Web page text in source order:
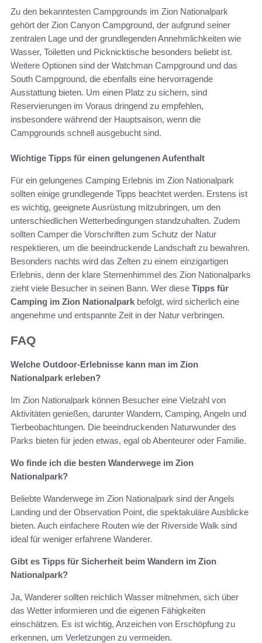
Zu den bekanntesten Campgrounds im Zion Nationalpark
gehört der Zion Canyon Campground, der aufgrund seiner
zentralen Lage und der grundlegenden Annehmlichkeiten wie
Wasser, Toiletten und Picknicktische besonders beliebt ist.
Weitere Optionen sind der Watchman Campground und das
South Campground, die ebenfalls eine hervorragende
Ausstattung bieten. Um einen Platz zu sichern, sind
Reservierungen im Voraus dringend zu empfehlen,
insbesondere während der Hauptsaison, wenn die
Campgrounds schnell ausgebucht sind.
Wichtige Tipps für einen gelungenen Aufenthalt
Für ein gelungenes Camping Erlebnis im Zion Nationalpark
sollten einige grundlegende Tipps beachtet werden. Erstens ist
es wichtig, geeignete Ausrüstung mitzubringen, um den
unterschiedlichen Wetterbedingungen standzuhalten. Zudem
sollten Camper die Vorschriften zum Schutz der Natur
respektieren, um die beeindruckende Landschaft zu bewahren.
Besonders nachts wird das Zelten zu einem einzigartigen
Erlebnis, denn der klare Sternenhimmel des Zion Nationalparks
zieht viele Besucher in seinen Bann. Wer diese Tipps für
Camping im Zion Nationalpark befolgt, wird sicherlich eine
angenehme und entspannte Zeit in der Natur verbringen.
FAQ
Welche Outdoor-Erlebnisse kann man im Zion
Nationalpark erleben?
Im Zion Nationalpark können Besucher eine Vielzahl von
Aktivitäten genießen, darunter Wandern, Camping, Angeln und
Tierbeobachtungen. Die beeindruckenden Naturwunder des
Parks bieten für jeden etwas, egal ob Abenteurer oder Familie.
Wo finde ich die besten Wanderwege im Zion
Nationalpark?
Beliebte Wanderwege im Zion Nationalpark sind der Angels
Landing und der Observation Point, die spektakuläre Ausblicke
bieten. Auch einfachere Routen wie der Riverside Walk sind
ideal für weniger erfahrene Wanderer.
Gibt es Tipps für Sicherheit beim Wandern im Zion
Nationalpark?
Ja, Wanderer sollten reichlich Wasser mitnehmen, sich über
das Wetter informieren und die eigenen Fähigkeiten
einschätzen. Es ist wichtig, Anzeichen von Erschöpfung zu
erkennen, um Verletzungen zu vermeiden.